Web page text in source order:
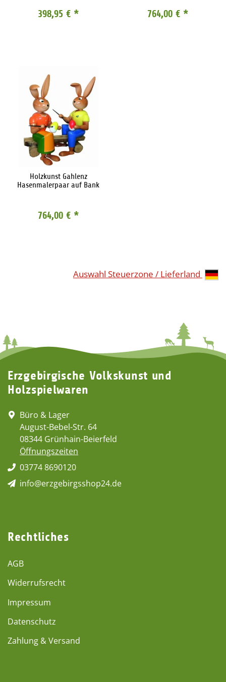
398,95 € * 764,00 € *
Holzkunst Gahlenz
Hasenmalerpaar auf Bank
764,00 € *
Auswahl Steuerzone / Lieferland
Erzgebirgische Volkskunst und
Holzspielwaren
Büro & Lager
August-Bebel-Str. 64
08344 Grünhain-Beierfeld
Öffnungszeiten
03774 8690120
info@erzgebirgsshop24.de
Rechtliches
AGB
Widerrufsrecht
Impressum
Datenschutz
Zahlung & Versand